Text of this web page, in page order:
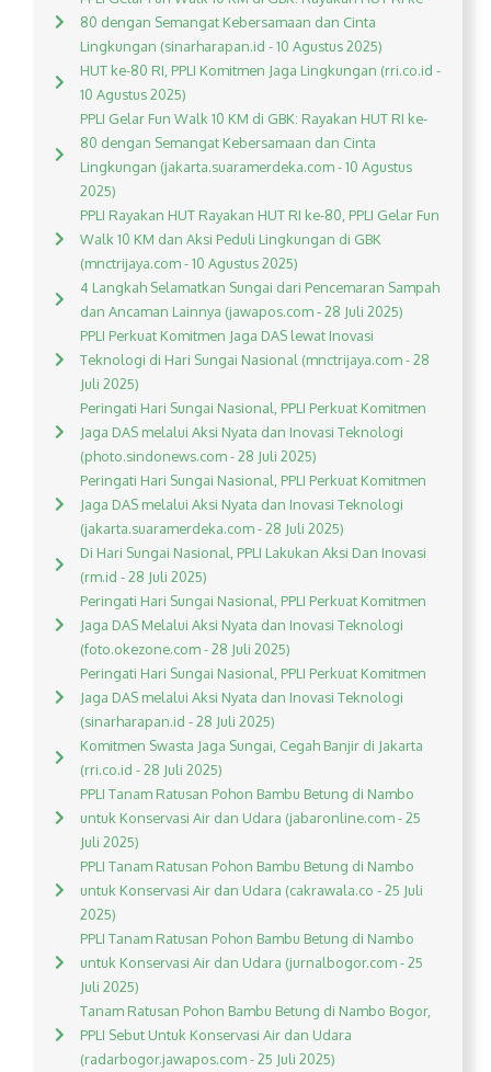
80 dengan Semangat Kebersamaan dan Cinta
Lingkungan (sinarharapan.id - 10 Agustus 2025)
HUT ke-80 RI, PPLI Komitmen Jaga Lingkungan (rri.co.id -
10 Agustus 2025)
PPLI Gelar Fun Walk 10 KM di GBK: Rayakan HUT RI ke-
80 dengan Semangat Kebersamaan dan Cinta
Lingkungan (jakarta.suaramerdeka.com - 10 Agustus
2025)
PPLI Rayakan HUT Rayakan HUT RI ke-80, PPLI Gelar Fun
Walk 10 KM dan Aksi Peduli Lingkungan di GBK
(mnctrijaya.com - 10 Agustus 2025)
4 Langkah Selamatkan Sungai dari Pencemaran Sampah
dan Ancaman Lainnya (jawapos.com - 28 Juli 2025)
PPLI Perkuat Komitmen Jaga DAS lewat Inovasi
Teknologi di Hari Sungai Nasional (mnctrijaya.com - 28
Juli 2025)
Peringati Hari Sungai Nasional, PPLI Perkuat Komitmen
Jaga DAS melalui Aksi Nyata dan Inovasi Teknologi
(photo.sindonews.com - 28 Juli 2025)
Peringati Hari Sungai Nasional, PPLI Perkuat Komitmen
Jaga DAS melalui Aksi Nyata dan Inovasi Teknologi
(jakarta.suaramerdeka.com - 28 Juli 2025)
Di Hari Sungai Nasional, PPLI Lakukan Aksi Dan Inovasi
(rm.id - 28 Juli 2025)
Peringati Hari Sungai Nasional, PPLI Perkuat Komitmen
Jaga DAS Melalui Aksi Nyata dan Inovasi Teknologi
(foto.okezone.com - 28 Juli 2025)
Peringati Hari Sungai Nasional, PPLI Perkuat Komitmen
Jaga DAS melalui Aksi Nyata dan Inovasi Teknologi
(sinarharapan.id - 28 Juli 2025)
Komitmen Swasta Jaga Sungai, Cegah Banjir di Jakarta
(rri.co.id - 28 Juli 2025)
PPLI Tanam Ratusan Pohon Bambu Betung di Nambo
untuk Konservasi Air dan Udara (jabaronline.com - 25
Juli 2025)
PPLI Tanam Ratusan Pohon Bambu Betung di Nambo
untuk Konservasi Air dan Udara (cakrawala.co - 25 Juli
2025)
PPLI Tanam Ratusan Pohon Bambu Betung di Nambo
untuk Konservasi Air dan Udara (jurnalbogor.com - 25
Juli 2025)
Tanam Ratusan Pohon Bambu Betung di Nambo Bogor,
PPLI Sebut Untuk Konservasi Air dan Udara
(radarbogor.jawapos.com - 25 Juli 2025)